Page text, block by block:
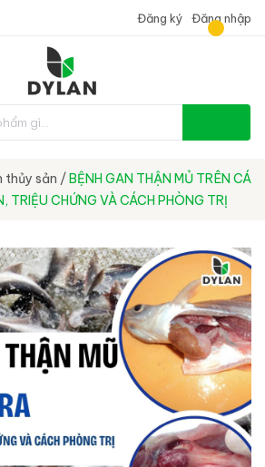
Đăng ký Đăng nhập
thủy sản /BỆNH GAN THẬN MỦ TRÊN CÁ
TRIỆU CHỨNG VÀ CÁCH PHÒNG TRỊ